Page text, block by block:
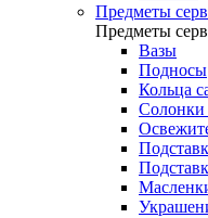
Предметы
Предметы
Вазы
Подносы
Кольца